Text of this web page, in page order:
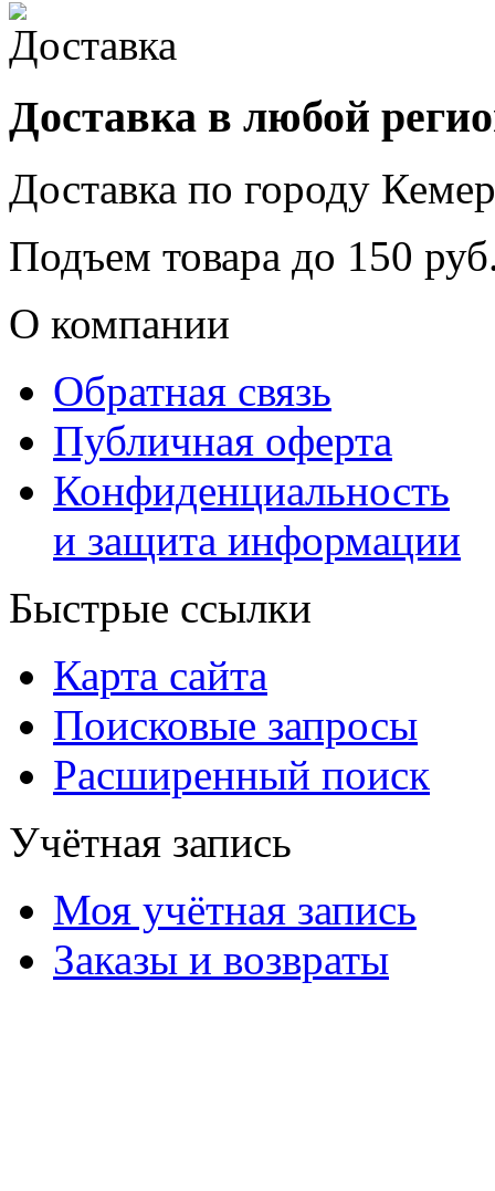
Доставка в любой
Доставка по городу
Подъем товара до 150
О компании
Обратная связь
Публичная оферта
Конфиденциальность
и защита информации
Быстрые ссылки
Карта сайта
Поисковые запросы
Расширенный поиск
Учётная запись
Моя учётная запись
Заказы и возвраты